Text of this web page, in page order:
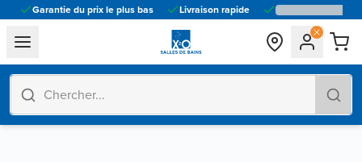
Garantie du prix le plus bas Livraison rapide
general.navigation.toggle_menu.label